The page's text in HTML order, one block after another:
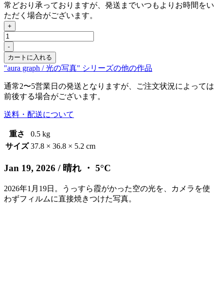
常どおり承っておりますが、発送までいつもよりお時間をい
ただく場合がございます。
+
Jan
19,
2026
個
-
カートに入れる
"aura graph / 光の写真" シリーズの他の作品
通常2〜5営業日の発送となりますが、ご注文状況によっては
前後する場合がございます。
送料・配送について
重さ
0.5 kg
サイズ 37.8 × 36.8 × 5.2 cm
Jan 19, 2026 / 晴れ ・ 5°C
2026年1月19日。うっすら霞がかった空の光を、カメラを使
わずフィルムに直接焼きつけた写真。